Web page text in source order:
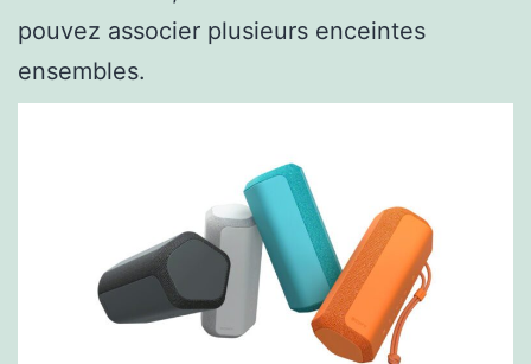
pouvez associer plusieurs enceintes
ensembles.